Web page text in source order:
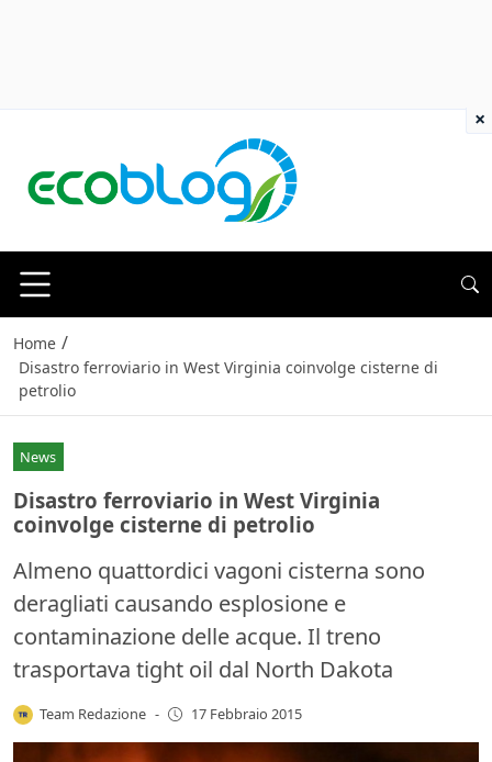
Home /
Disastro ferroviario in West Virginia coinvolge cisterne di
petrolio
News
Disastro ferroviario in West Virginia
coinvolge cisterne di petrolio
Almeno quattordici vagoni cisterna sono
deragliati causando esplosione e
contaminazione delle acque. Il treno
trasportava tight oil dal North Dakota
Team Redazione - 17 Febbraio 2015
×